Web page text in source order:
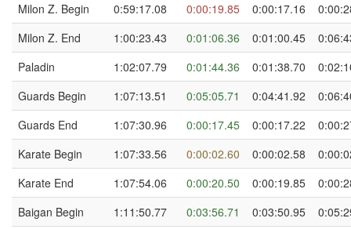
Milon Z. Begin
0:59:17.08 0:00:19.85 0:00:17.16
Milon Z. End
1:00:23.43 0:01:06.36 0:01:00.45
Paladin
1:02:07.79 0:01:44.36 0:01:38.70
Guards Begin
1:07:13.51 0:05:05.71 0:04:41.92
Guards End
1:07:30.96 0:00:17.45 0:00:17.22
Karate Begin
1:07:33.56 0:00:02.60 0:00:02.58
Karate End
1:07:54.06 0:00:20.50 0:00:19.85
Baigan Begin
1:11:50.77 0:03:56.71 0:03:50.95